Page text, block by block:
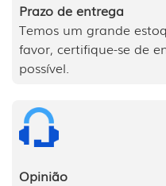
Prazo de entrega
Temos um grande
favor, certifique-se de
possível.
Opinião